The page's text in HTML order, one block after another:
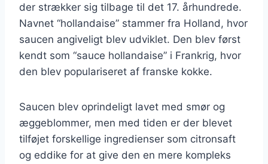
der strækker sig tilbage til det 17. århundrede.
Navnet “hollandaise” stammer fra Holland, hvor
saucen angiveligt blev udviklet. Den blev først
kendt som “sauce hollandaise” i Frankrig, hvor
den blev populariseret af franske kokke.
Saucen blev oprindeligt lavet med smør og
æggeblommer, men med tiden er der blevet
tilføjet forskellige ingredienser som citronsaft
og eddike for at give den en mere kompleks